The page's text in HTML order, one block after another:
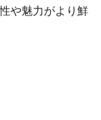
や魅力がより鮮